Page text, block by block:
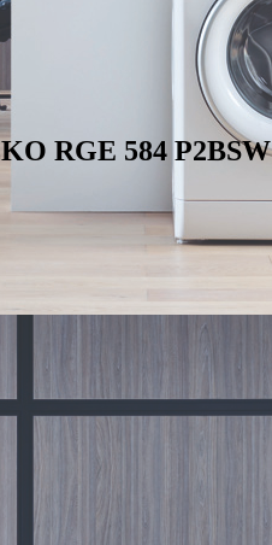
RGE 584 P2BSW